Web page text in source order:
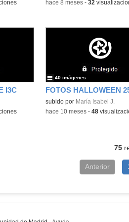
-hace 8 meses- 32
I3C FOTOS HALLOWEEN
subido por María Isabel J.
40 imágenes
-hace 10 meses- 48
75
Anterior